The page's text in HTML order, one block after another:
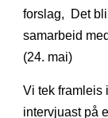
forslag,  Det
samarbeid
(24. mai)
Vi tek framleis